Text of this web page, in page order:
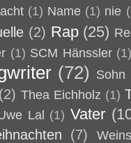
(1) Name (1) nie
(2) Rap (25)
(1) SCM Hänssler
(72) Sohn
(2) Thea Eichholz (1)
Lal (1) Vater
(7)